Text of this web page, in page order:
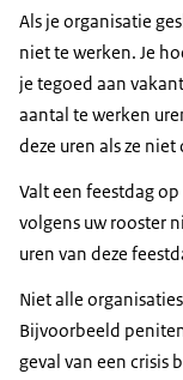
Als je organisatie
niet te werken. Je
je tegoed aan
aantal te werken
deze uren als ze
Valt een feestdag
volgens uw rooster
uren van deze
Niet alle
Bijvoorbeeld
geval van een crisis